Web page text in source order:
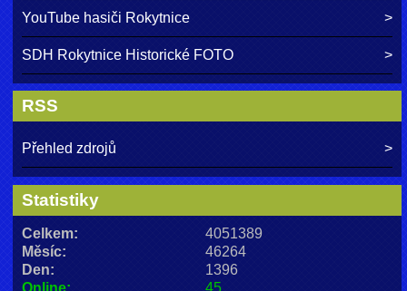
YouTube hasiči Rokytnice
SDH Rokytnice Historické FOTO
RSS
Přehled zdrojů
Statistiky
Online: 45
Celkem:
4051389
Měsíc:
46264
Den:
1396